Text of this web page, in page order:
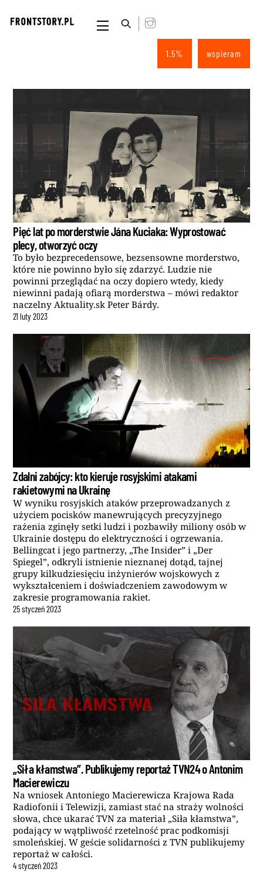
content
Menu
wspieram
1.5%
Pięć lat po morderstwie Jána Kuciaka: Wyprostować
plecy, otworzyć oczy
To było bezprecedensowe, bezsensowne morderstwo,
które nie powinno było się zdarzyć. Ludzie nie
powinni przeglądać na oczy dopiero wtedy, kiedy
niewinni padają ofiarą morderstwa – mówi redaktor
naczelny Aktuality.sk Peter Bárdy.
21 luty2023
Zdalni zabójcy: kto kieruje rosyjskimi atakami
rakietowymi na Ukrainę
W wyniku rosyjskich ataków przeprowadzanych z
użyciem pocisków manewrujących precyzyjnego
rażenia zginęły setki ludzi i pozbawiły miliony osób w
Ukrainie dostępu do elektryczności i ogrzewania.
Bellingcat i jego partnerzy, „The Insider” i „Der
Spiegel”, odkryli istnienie nieznanej dotąd, tajnej
grupy kilkudziesięciu inżynierów wojskowych z
wykształceniem i doświadczeniem zawodowym w
zakresie programowania rakiet.
25styczeń2023
„Siła kłamstwa”. Publikujemy reportaż TVN24 o Antonim
Macierewiczu
Na wniosek Antoniego Macierewicza Krajowa Rada
Radiofonii i Telewizji, zamiast stać na straży wolności
słowa, chce ukarać TVN za materiał „Siła kłamstwa”,
podający w wątpliwość rzetelność prac podkomisji
smoleńskiej. W geście solidarności z TVN publikujemy
reportaż w całości.
4styczeń2023